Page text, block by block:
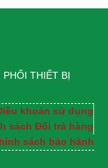
THIẾT BỊ
khoản sử dụng
sách Đổi trả hàng
sách bảo hành